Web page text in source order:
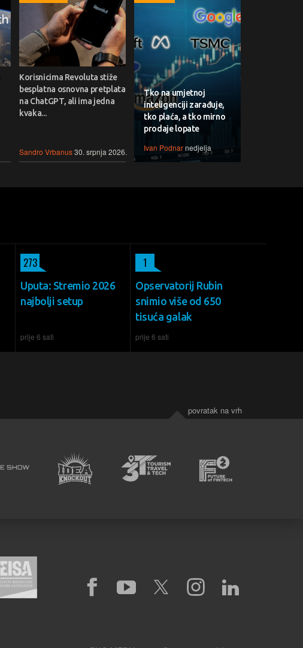
Korisnicima Revoluta stiže
besplatna osnovna pretplata
na ChatGPT, ali ima jedna
kvaka...
Sandro Vrbanus30. srpnja 2026.
Tko na umjetnoj
inteligenciji zarađuje,
tko plaća, a tko mirno
prodaje lopate
Ivan Podnarnedjelja
Uputa: Stremio 2026
najbolji setup
prije 6 sati
273
Opservatorij Rubin
snimio više od 650
tisuća galak
prije 6 sati
1
povratak na vrh